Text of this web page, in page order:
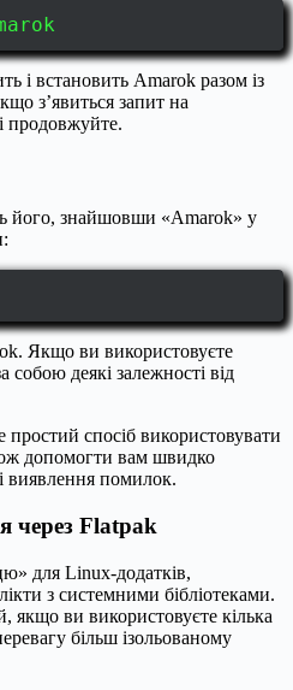
і встановить Amarok разом із
з’явиться запит на
продовжуйте.
його, знайшовши «Amarok» у
Якщо ви використовуєте
деякі залежності від
спосіб використовувати
допомогти вам швидко
виявлення помилок.
через Flatpak
для Linux-додатків,
з системними бібліотеками.
якщо ви використовуєте кілька
більш ізольованому